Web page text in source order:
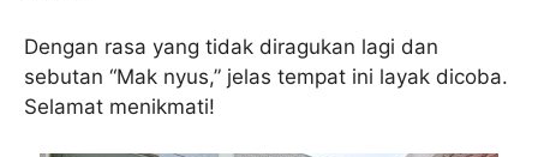
Dengan rasa yang tidak diragukan lagi dan
sebutan “Mak nyus,” jelas tempat ini layak dicoba.
Selamat menikmati!